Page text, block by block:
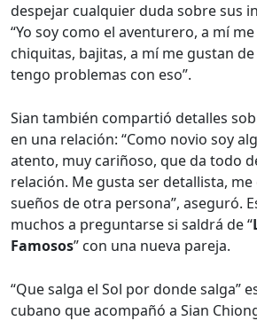
despejar cualquier duda sobre sus
“Yo soy como el aventurero, a mí
chiquitas, bajitas, a mí me gustan
tengo problemas con eso”.
Sian también compartió detalles
en una relación: “Como novio soy
atento, muy cariñoso, que da todo
relación. Me gusta ser detallista,
sueños de otra persona”, aseguró.
muchos a preguntarse si saldrá de “
Famosos” con una nueva pareja.
“Que salga el Sol por donde salga”
cubano que acompañó a Sian